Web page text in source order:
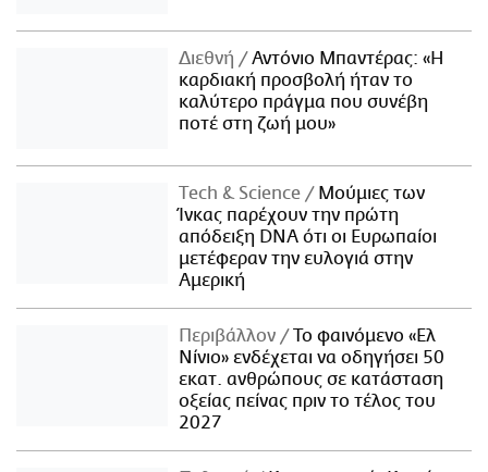
Διεθνή
Αντόνιο Μπαντέρας: «Η
καρδιακή προσβολή ήταν το
καλύτερο πράγμα που συνέβη
ποτέ στη ζωή μου»
Τech & Science
Μούμιες των
Ίνκας παρέχουν την πρώτη
απόδειξη DNA ότι οι Ευρωπαίοι
μετέφεραν την ευλογιά στην
Αμερική
Περιβάλλον
Το φαινόμενο «Ελ
Νίνιο» ενδέχεται να οδηγήσει 50
εκατ. ανθρώπους σε κατάσταση
οξείας πείνας πριν το τέλος του
2027